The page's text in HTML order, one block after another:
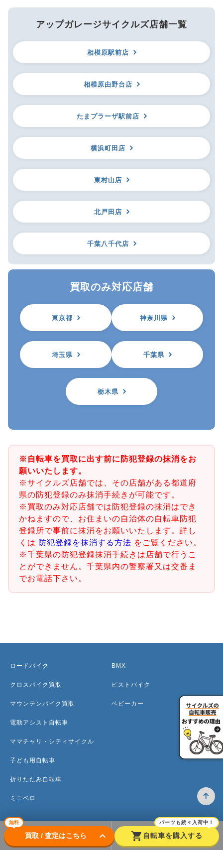
アップガレージサイクルズ店舗一覧
相模原駅前店
相模原由野台店
たまプラーザ駅前店
横浜町田店
東村山店
北戸田店
千葉八千代店
買取のみ対応店舗
東京都 神奈川県
埼玉県 千葉県
栃木県
※自転車を買取に出す前に防犯登録の抹消をお
願いいたします。
※サイクルズ店舗では、その店舗がある都道府
県の防犯登録のみ抹消手続きが可能です。
※買取のみ対応店舗では防犯登録の抹消はでき
かねますので、お住まいの自治体の自転車防犯
登録所で事前に抹消をお願いいたします。詳し
くは 防犯登録を抹消する方法 をご覧ください。
※千葉県の防犯登録抹消手続きは店舗で行うこ
とができません。千葉県内の警察署又は交番ま
でお電話下さい。
無料
買取 / 査定はこちら keyboard_arrow_down shopping_cart
パーツも続々入荷中！
自転車を購入する
ロードバイク
クロスバイク買取
マウンテンバイク買取
電動アシスト自転車
ママチャリ・シティサイクル
子ども用自転車
折りたたみ自転車
ミニベロ
BMX
ピストバイク
ベビーカー
トップ 高価買取のワケ